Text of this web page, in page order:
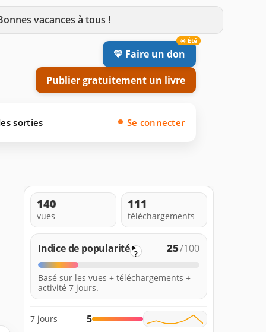
vacances à tous !
💛 Faire un don
Publier gratuitement un livre
sorties Se connecter
140
vues
111
téléchargements
Indice de popularité ? 25/100
Basé sur les vues + téléchargements +
activité 7 jours.
7 jours 5